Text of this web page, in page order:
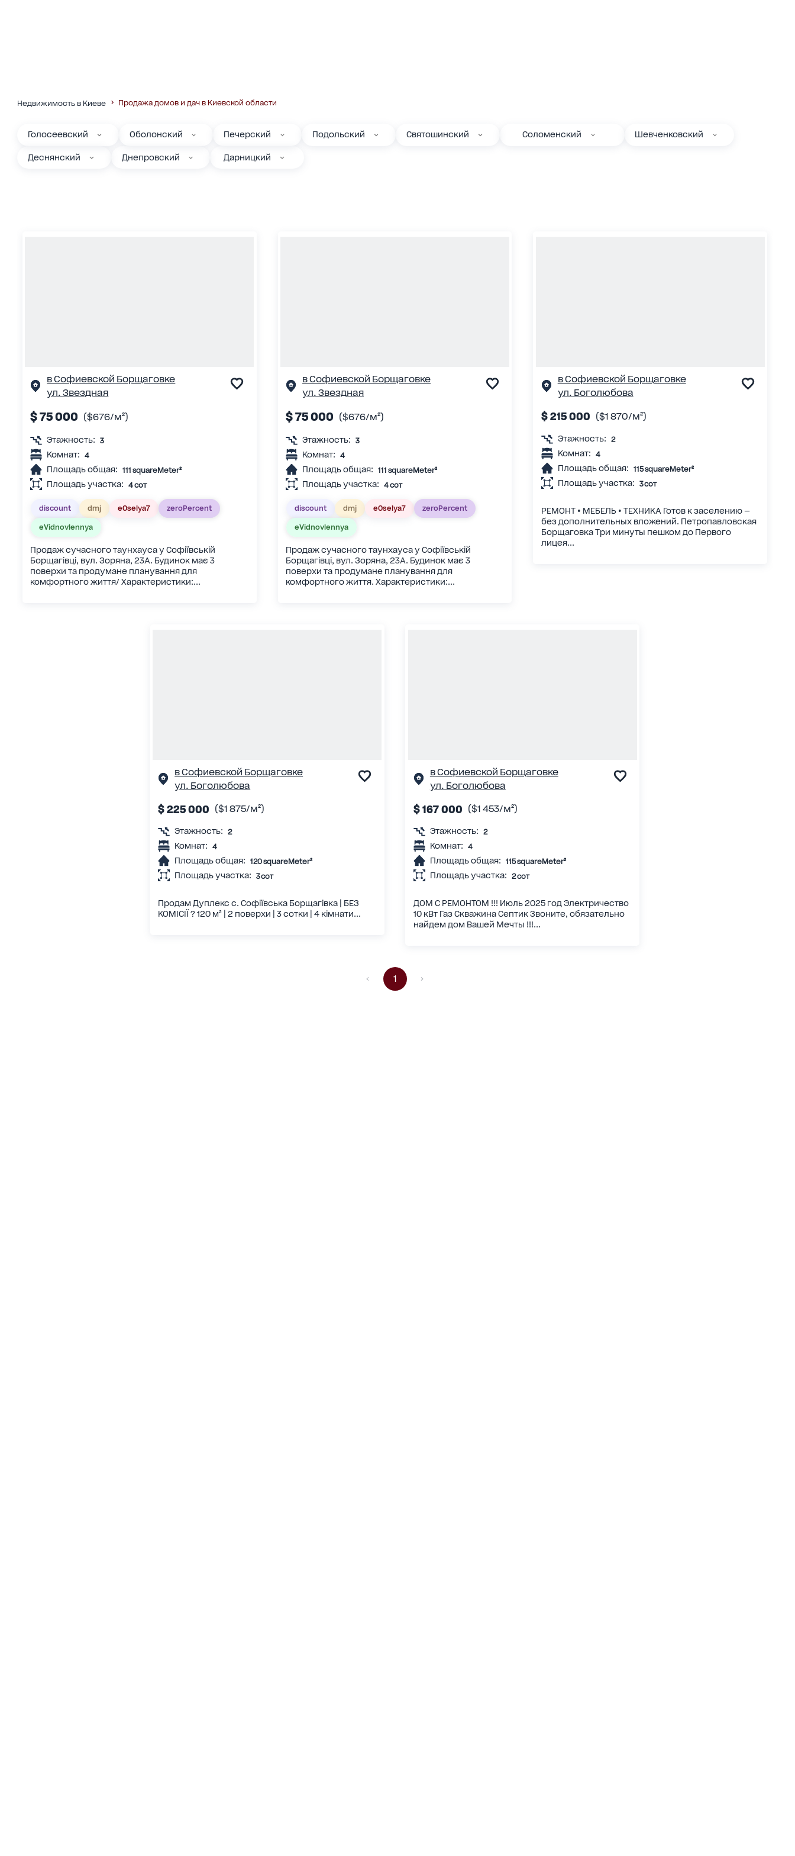
Недвижимость в Киеве Продажа домов и дач в Киевской области
Голосеевский Оболонский Печерский Подольский Святошинский Соломенский Шевченковский
Деснянский Днепровский Дарницкий
в Софиевской Борщаговке
ул. Звездная
$ 75 000 ($676/м²)
Этажность: 3
Комнат: 4
Площадь общая: 111 squareMeter²
Площадь участка: 4 сот
discount dmj eOselya7 zeroPercent
eVidnovlennya
Продаж сучасного таунхауса у Софіївській
Борщагівці, вул. Зоряна, 23А. Будинок має 3
поверхи та продумане планування для
комфортного життя/ Характеристики:...
в Софиевской Борщаговке
ул. Звездная
$ 75 000 ($676/м²)
Этажность: 3
Комнат: 4
Площадь общая: 111 squareMeter²
Площадь участка: 4 сот
discount dmj eOselya7 zeroPercent
eVidnovlennya
Продаж сучасного таунхауса у Софіївській
Борщагівці, вул. Зоряна, 23А. Будинок має 3
поверхи та продумане планування для
комфортного життя. Характеристики:...
в Софиевской Борщаговке
ул. Боголюбова
$ 215 000 ($1 870/м²)
Этажность: 2
Комнат: 4
Площадь общая: 115 squareMeter²
Площадь участка: 3 сот
РЕМОНТ • МЕБЕЛЬ • ТЕХНИКА Готов к заселению —
без дополнительных вложений. Петропавловская
Борщаговка Три минуты пешком до Первого
лицея...
в Софиевской Борщаговке
ул. Боголюбова
$ 225 000 ($1 875/м²)
Этажность: 2
Комнат: 4
Площадь общая: 120 squareMeter²
Площадь участка: 3 сот
Продам Дуплекс с. Софіївська Борщагівка | БЕЗ
КОМІСІЇ ? 120 м² | 2 поверхи | 3 сотки | 4 кімнати...
в Софиевской Борщаговке
ул. Боголюбова
$ 167 000 ($1 453/м²)
Этажность: 2
Комнат: 4
Площадь общая: 115 squareMeter²
Площадь участка: 2 сот
ДОМ С РЕМОНТОМ !!! Июль 2025 год Электричество
10 кВт Газ Скважина Септик Звоните, обязательно
найдем дом Вашей Мечты !!!...
1